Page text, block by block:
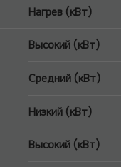
Нагрев (кВт)
Высокий (кВт)
Средний (кВт)
Низкий (кВт)
Высокий (кВт)